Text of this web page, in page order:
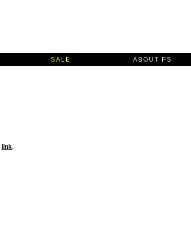
SALE ABOUT PS
link.